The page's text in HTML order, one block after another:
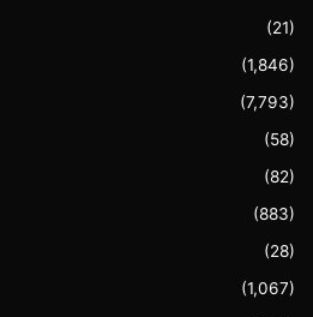
(21)
(1,846)
(7,793)
(58)
(82)
(883)
(28)
(1,067)